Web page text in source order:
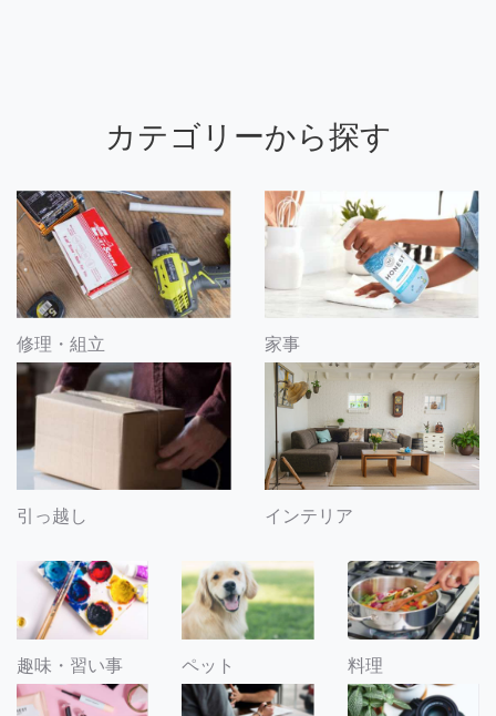
カテゴリーから探す
修理・組立 家事
引っ越し インテリア
趣味・習い事 ペット 料理